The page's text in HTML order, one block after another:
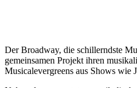
Der Broadway, die schillerndste
gemeinsamen Projekt ihren
Musicalevergreens aus Shows wie